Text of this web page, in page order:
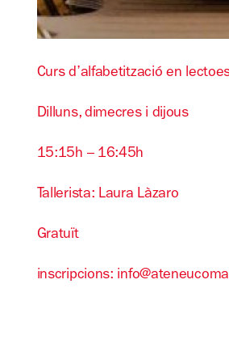
Curs d’alfabetització en
Dilluns, dimecres i dijous
15:15h – 16:45h
Tallerista: Laura Làzaro
Gratuït
inscripcions: